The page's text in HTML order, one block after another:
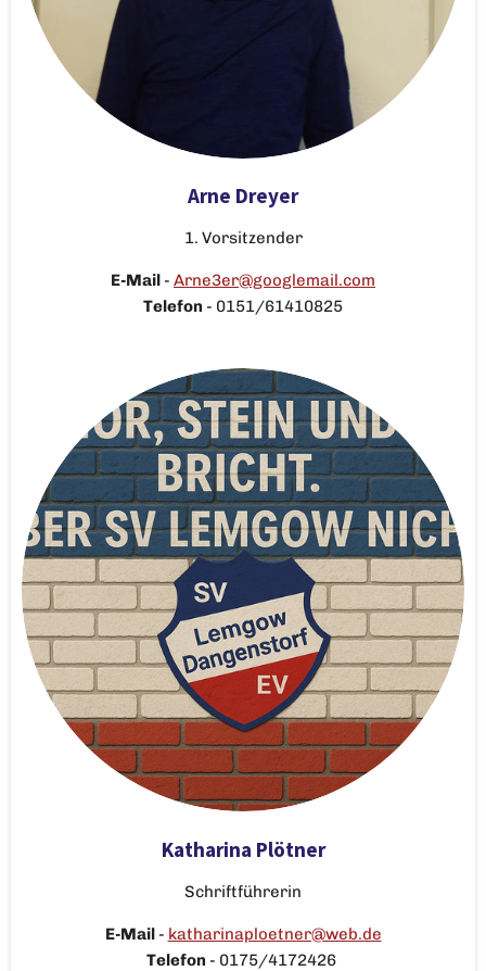
Arne Dreyer
1. Vorsitzender
E-Mail - Arne3er@googlemail.com
Telefon - 0151/61410825
Katharina Plötner
Schriftführerin
E-Mail- katharinaploetner@web.de
Telefon - 0175/4172426